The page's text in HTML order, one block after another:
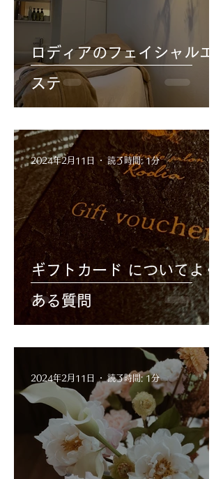
ロディアのフェイシャルエ
ステ
ギフトカード についてよく
ある質問
2024年2月11日 読了時間: 1分
2024年2月11日 読了時間: 1分